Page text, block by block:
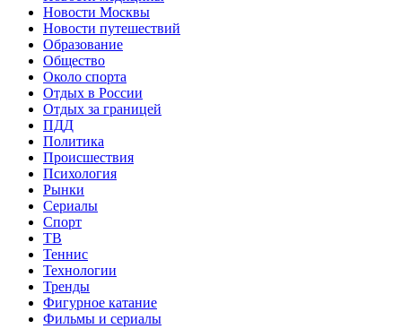
Новости Москвы
Новости путешествий
Образование
Общество
Около спорта
Отдых в России
Отдых за границей
ПДД
Политика
Происшествия
Психология
Рынки
Сериалы
Спорт
ТВ
Теннис
Технологии
Тренды
Фигурное катание
Фильмы и сериалы